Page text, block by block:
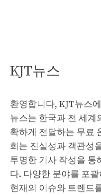
KJT뉴스
환영합니다, KJT뉴스
뉴스는 한국과 전 세계
확하게 전달하는 무료
희는 진실성과 객관성
투명한 기사 작성을 통
다. 다양한 분야를 포
현재의 이슈와 트렌드